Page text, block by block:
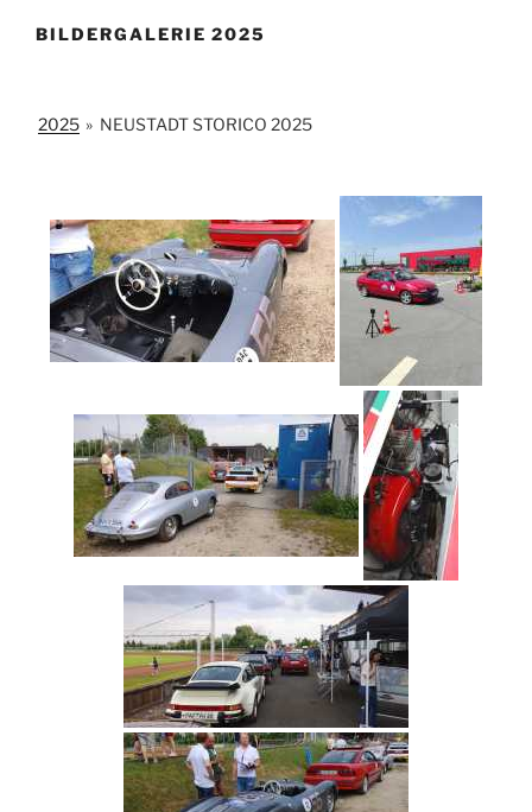
BILDERGALERIE 2025
2025 » NEUSTADT STORICO 2025